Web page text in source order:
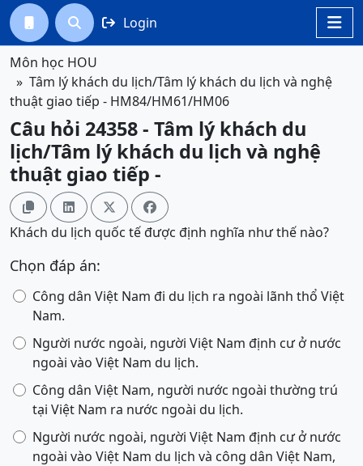

  Login
Môn học HOU
Tâm lý khách du lịch/Tâm lý khách du lịch và nghệ
thuật giao tiếp - HM84/HM61/HM06
Câu hỏi 24358 - Tâm lý khách du
lịch/Tâm lý khách du lịch và nghệ
thuật giao tiếp -
   
Khách du lịch quốc tế được định nghĩa như thế nào?
Chọn đáp án:
Công dân Việt Nam đi du lịch ra ngoài lãnh thổ Việt
Nam.
Người nước ngoài, người Việt Nam định cư ở nước
ngoài vào Việt Nam du lịch.
Công dân Việt Nam, người nước ngoài thường trú
tại Việt Nam ra nước ngoài du lịch.
Người nước ngoài, người Việt Nam định cư ở nước
ngoài vào Việt Nam du lịch và công dân Việt Nam,